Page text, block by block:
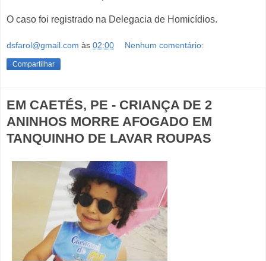
O caso foi registrado na Delegacia de Homicídios.
dsfarol@gmail.com às 02:00 Nenhum comentário:
Compartilhar
EM CAETÉS, PE - CRIANÇA DE 2
ANINHOS MORRE AFOGADO EM
TANQUINHO DE LAVAR ROUPAS